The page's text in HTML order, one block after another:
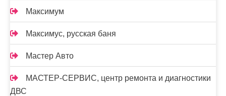
Максимум
Максимус, русская баня
Мастер Авто
МАСТЕР-СЕРВИС, центр ремонта и диагностики
ДВС